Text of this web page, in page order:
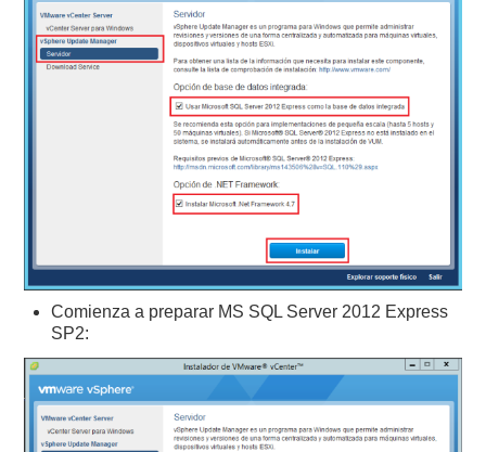
Comienza a preparar MS SQL Server 2012 Express
SP2: